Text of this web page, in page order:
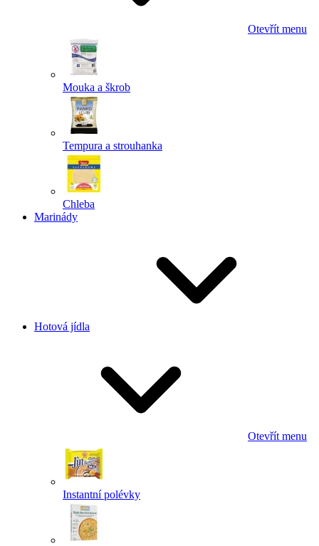
Otevřít menu
Mouka a škrob
Tempura a strouhanka
Chleba
Marinády
Hotová jídla
Otevřít menu
Instantní polévky
Powered by chaterimo